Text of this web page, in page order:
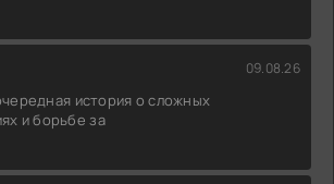
09.08.26
история о сложных
и борьбе за